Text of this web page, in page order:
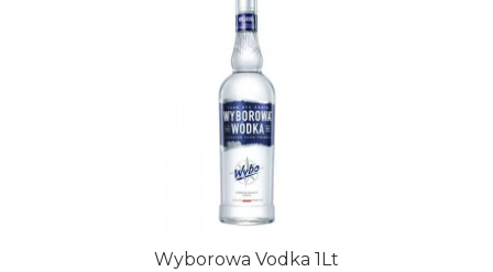
Wyborowa Vodka 1Lt